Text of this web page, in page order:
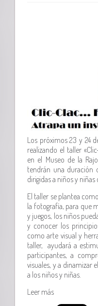
Los próximos 23 y 24
realizando el taller
en el Museo de la
tendrán una duración
dirigidas a niños y
El taller se plantea
la fotografía, para que
y juegos, los niños
y conocer los
como arte visual y
taller, ayudará a
participantes, a
visuales, y a dinamizar
a los niños y niñas.
Leer más